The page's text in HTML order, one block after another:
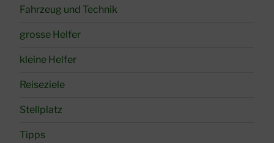
Fahrzeug und Technik
grosse Helfer
kleine Helfer
Reiseziele
Stellplatz
Tipps